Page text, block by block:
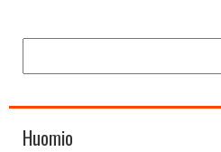
Huomio